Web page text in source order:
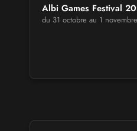
Albi Games Festival
du 31 octobre au 1
Virtual Calais - salon
numériques 2026
SALONS & CONVENTIONS